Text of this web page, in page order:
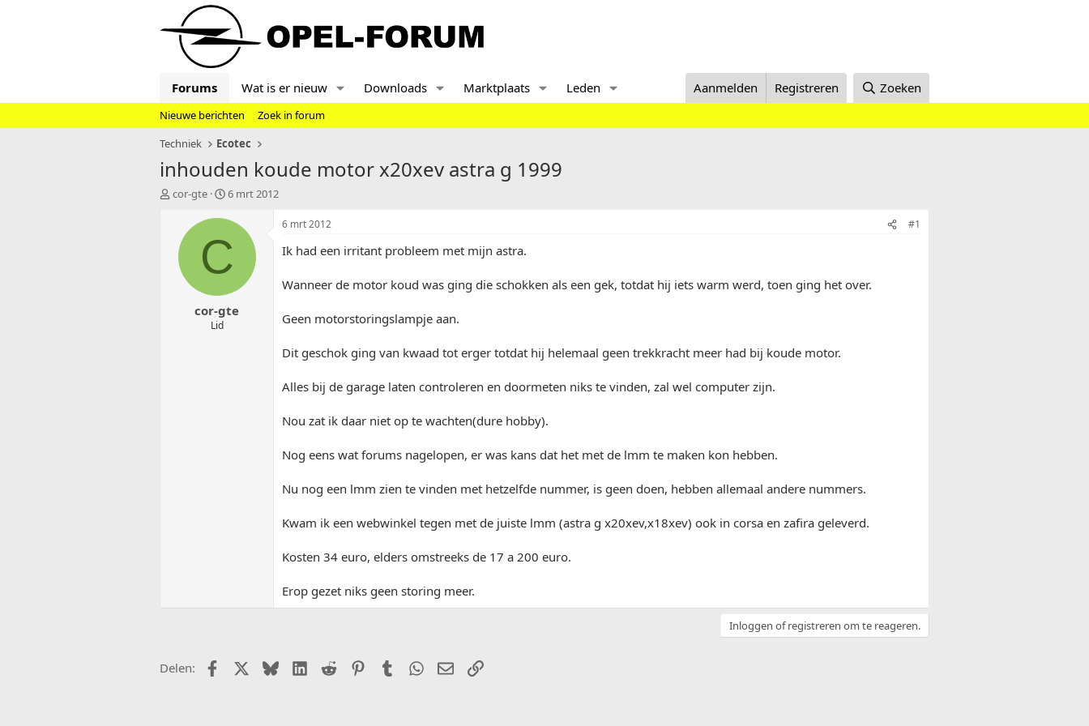
Forums Wat is er nieuw Downloads Marktplaats Leden Aanmelden Registreren Zoeken
Nieuwe berichten
Zoek in forum
Techniek
Ecotec
inhouden koude motor x20xev astra g 1999
T
cor-gte
S
a
t
d
t
u
6 mrt 2012
C
cor-gte
Lid
6 mrt 2012 #1
Ik had een irritant probleem met mijn astra.
Wanneer de motor koud was ging die schokken als een gek, totdat hij iets warm werd, toen ging het over.
Geen motorstoringslampje aan.
Dit geschok ging van kwaad tot erger totdat hij helemaal geen trekkracht meer had bij koude motor.
Alles bij de garage laten controleren en doormeten niks te vinden, zal wel computer zijn.
Nou zat ik daar niet op te wachten(dure hobby).
Nog eens wat forums nagelopen, er was kans dat het met de lmm te maken kon hebben.
Nu nog een lmm zien te vinden met hetzelfde nummer, is geen doen, hebben allemaal andere nummers.
Kwam ik een webwinkel tegen met de juiste lmm (astra g x20xev,x18xev) ook in corsa en zafira geleverd.
Kosten 34 euro, elders omstreeks de 17 a 200 euro.
Erop gezet niks geen storing meer.
Inloggen of registreren om te reageren.
Delen: FacebookX (Twitter)
BlueskyLinkedIn
Reddit PinterestTumblr WhatsApp
E-mailLink